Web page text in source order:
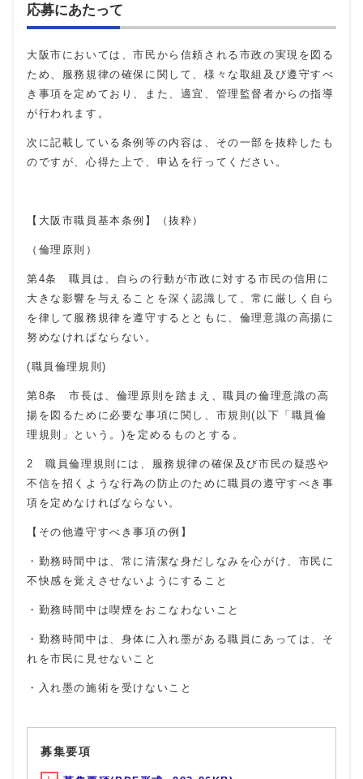
応募にあたって
大阪市においては、市民から信頼される市政の実現を図る
ため、服務規律の確保に関して、様々な取組及び遵守すべ
き事項を定めており、また、適宜、管理監督者からの指導
が行われます。
次に記載している条例等の内容は、その一部を抜粋したも
のですが、心得た上で、申込を行ってください。
【大阪市職員基本条例】（抜粋）
（倫理原則）
第4条 職員は、自らの行動が市政に対する市民の信用に
大きな影響を与えることを深く認識して、常に厳しく自ら
を律して服務規律を遵守するとともに、倫理意識の高揚に
努めなければならない。
(職員倫理規則)
第8条 市長は、倫理原則を踏まえ、職員の倫理意識の高
揚を図るために必要な事項に関し、市規則( 以下「職員倫
理規則」という。 )を定めるものとする。
2 職員倫理規則には、服務規律の確保及び市民の疑惑や
不信を招くような行為の防止のために職員の遵守すべき事
項を定めなければならない。
【その他遵守すべき事項の例】
・勤務時間中は、常に清潔な身だしなみを心がけ、市民に
不快感を覚えさせないようにすること
・勤務時間中は喫煙をおこなわないこと
・勤務時間中は、身体に入れ墨がある職員にあっては、そ
れを市民に見せないこと
・入れ墨の施術を受けないこと
募集要項